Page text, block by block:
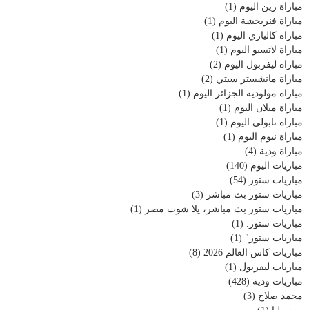
مباراة رين اليوم (1)
مباراة فنربخشة اليوم (1)
مباراة كالياري اليوم (1)
مباراة لاتسيو اليوم (1)
مباراة ليفربول اليوم (2)
مباراة مانشستر سيتي (2)
مباراة مولودية الجزائر اليوم (1)
مباراة ميلان اليوم (1)
مباراة نابولي اليوم (1)
مباراة نيوم اليوم (1)
مباراة ودية (4)
مباريات اليوم (140)
مباريات ستور (54)
مباريات ستور بث مباشر (3)
مباريات ستور بث مباشر، يلا شوت مصر (1)
مباريات ستور. (1)
مباريات ستور" (1)
مباريات كاس العالم 2026
(8)
مباريات ليفربول (1)
مباريات ودية (428)
محمد صلاح (3)